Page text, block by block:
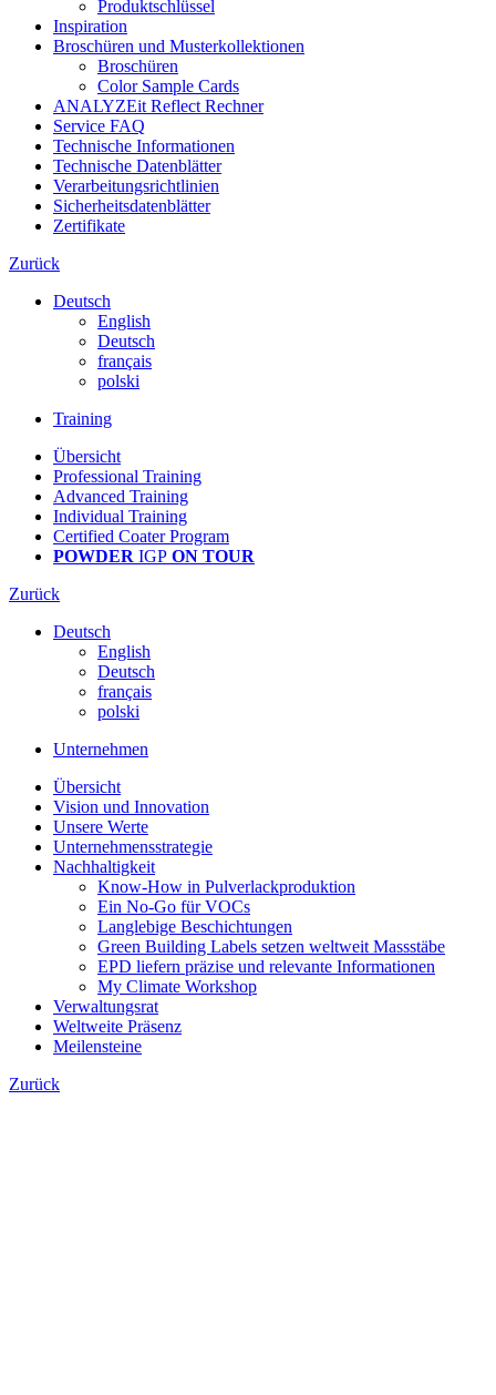
Produktschlüssel
Inspiration
Broschüren und Musterkollektionen
Broschüren
Color Sample Cards
ANALYZEit Reflect Rechner
Service FAQ
Technische Informationen
Technische Datenblätter
Verarbeitungsrichtlinien
Sicherheitsdatenblätter
Zertifikate
Zurück
Deutsch
English
Deutsch
français
polski
Training
Übersicht
Professional Training
Advanced Training
Individual Training
Certified Coater Program
POWDER IGP ON TOUR
Zurück
Deutsch
English
Deutsch
français
polski
Unternehmen
Übersicht
Vision und Innovation
Unsere Werte
Unternehmensstrategie
Nachhaltigkeit
Know-How in Pulverlackproduktion
Ein No-Go für VOCs
Langlebige Beschichtungen
Green Building Labels setzen weltweit Massstäbe
EPD liefern präzise und relevante Informationen
My Climate Workshop
Verwaltungsrat
Weltweite Präsenz
Meilensteine
Zurück